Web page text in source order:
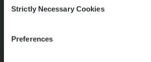
Selection
Strictly Necessary Cookies
Preferences